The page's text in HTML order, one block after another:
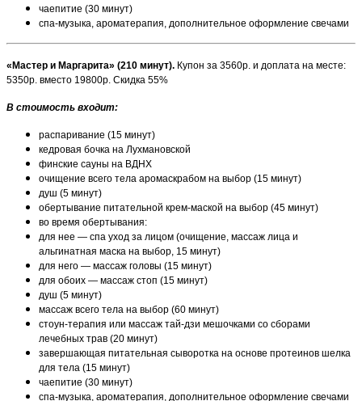
чаепитие (30 минут)
спа-музыка, ароматерапия, дополнительное оформление свечами
«Мастер и Маргарита» (210 минут). Купон за 3560р. и доплата на месте:
5350р. вместо 19800р. Скидка 55%
В стоимость входит:
распаривание (15 минут)
кедровая бочка на Лухмановской
финские сауны на ВДНХ
очищение всего тела аромаскрабом на выбор (15 минут)
душ (5 минут)
обертывание питательной крем-маской на выбор (45 минут)
во время обертывания:
для нее — спа уход за лицом (очищение, массаж лица и
альгинатная маска на выбор, 15 минут)
для него — массаж головы (15 минут)
для обоих — массаж стоп (15 минут)
душ (5 минут)
массаж всего тела на выбор (60 минут)
стоун-терапия или массаж тай-дзи мешочками со сборами
лечебных трав (20 минут)
завершающая питательная сыворотка на основе протеинов шелка
для тела (15 минут)
чаепитие (30 минут)
спа-музыка, ароматерапия, дополнительное оформление свечами